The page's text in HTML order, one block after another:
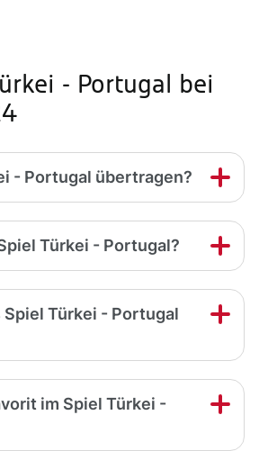
- Portugal bei
- Portugal übertragen?
Türkei - Portugal?
Türkei - Portugal
im Spiel Türkei -